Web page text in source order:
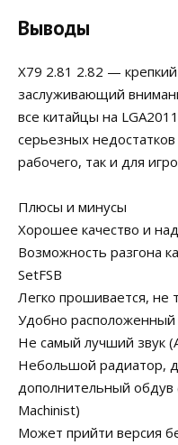
Выводы
X79 2.81 2.82 —
заслуживающий
все китайцы на
серьезных
рабочего, так и для
Плюсы и минусы
Хорошее качество и
Возможность разгона
SetFSB
Легко прошивается, не
Удобно
Не самый лучший звук
Небольшой радиатор,
дополнительный обдув
Machinist)
Может прийти версия